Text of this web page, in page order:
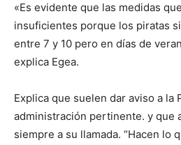
«Es evidente que las medidas
insuficientes porque los piratas
entre 7 y 10 pero en días de
explica Egea.
Explica que suelen dar aviso a la
administración pertinente. y que
siempre a su llamada. “Hacen lo